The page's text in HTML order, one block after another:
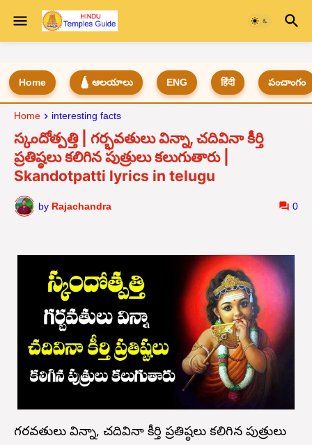
Home 🛕 ఆలయాలు ENG हिंदी పంచాంగం
Home interesting facts
స్కందోత్పత్తి | గర్భవతులు విన్నా, చదివినా కీర్తి
ప్రతిష్ఠలు కలిగిన పుత్రులు కలుగుతారు |
Skandotpatti lyrics in telugu
by Rajachandra 0
గర్భవతులు విన్నా, చదివినా కీర్తి ప్రతిష్ఠలు కలిగిన పుత్రులు